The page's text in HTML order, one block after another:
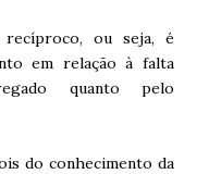
ou seja, é
em relação à falta
quanto pelo
do conhecimento da